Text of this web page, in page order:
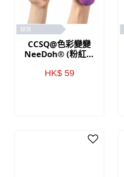
缺貨
CCSQ@色彩變變
NeeDoh® (粉紅色
HK$ 59